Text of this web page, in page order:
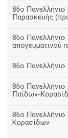
86ο
Παρασκευής
86ο
απογευματινού
86ο
86ο
Παίδων-
86ο
Κορασίδων